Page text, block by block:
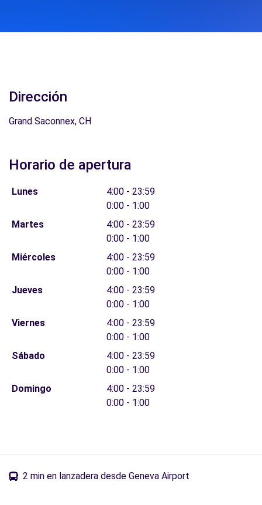
Dirección
Grand Saconnex, CH
Horario de apertura
Lunes
4:00 - 23:59
0:00 - 1:00
Martes
4:00 - 23:59
0:00 - 1:00
Miércoles
4:00 - 23:59
0:00 - 1:00
Jueves
4:00 - 23:59
0:00 - 1:00
Viernes
4:00 - 23:59
0:00 - 1:00
Sábado
4:00 - 23:59
0:00 - 1:00
Domingo
4:00 - 23:59
0:00 - 1:00
2 min en lanzadera desde Geneva Airport